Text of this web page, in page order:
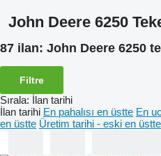
John Deere 6250
87 ilan: John Deere 6250
Filtre
Sırala: İlan tarihi
İlan tarihi En pahalısı en üstte En
en üstte Üretim tarihi - eski en üstte